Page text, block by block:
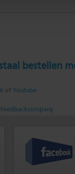
bestellen
of Youtube
Feedbackcompany